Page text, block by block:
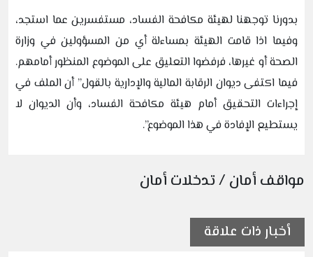
بدورنا توجهنا لهيئة مكافحة الفساد، مستفسرين عما استجد،
وفيما اذا قامت الهيئة بمساءلة أي من المسؤولين في وزارة
الصحة أو غيرها، فرفضوا التعليق على الموضوع المنظور أمامهم.
فيما اكتفى ديوان الرقابة المالية والإدارية بالقول” أن الملف في
إجراءات التحقيق أمام هيئة مكافحة الفساد، وأن الديوان لا
يستطيع الإفادة في هذا الموضوع”.
مواقف أمان / تدخلات أمان
أخبار ذات علاقة